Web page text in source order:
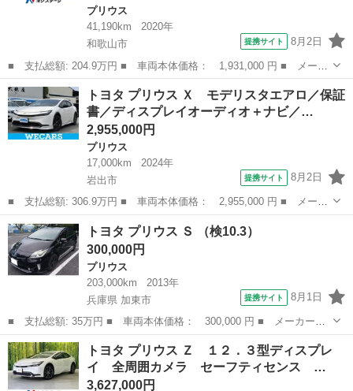
プリウス
41,190km
2020年
和歌山市
提携サイト 8月2日
■ 支払総額: 204.9万円 ■ 車両本体価格： 1,931,000 円 ■ メーカ
ー名： トヨタ ■ 車種名： プリウス ■ グレード名： Ｓ 純正
９型ナビ バックカメラ 衝突被害軽減システム レーダークルー
ズ 禁煙車...
和歌山 和歌山市 プリウス
トヨタ プリウス Ｘ モデリスタエアロ／保証
書／ディスプレイオーディオ＋ナビ／…
2,955,000円
プリウス
17,000km
2024年
岩出市
提携サイト 8月2日
■ 支払総額: 306.9万円 ■ 車両本体価格： 2,955,000 円 ■ メーカ
ー名： トヨタ ■ 車種名： プリウス ■ グレード名： Ｘ モデ
リスタエアロ／保証書／ディスプレイオーディオ＋ナビ／デジタルイ
ンナーミ...
和歌山 岩出市 プリウス
トヨタ プリウス Ｓ （検10.3）
300,000円
プリウス
203,000km
2013年
兵庫県 加東市
提携サイト 8月1日
■ 支払総額: 35万円 ■ 車両本体価格： 300,000 円 ■ メーカー
名： トヨタ ■ 車種名： プリウス ■ グレード名： Ｓ ■ 排気
量： 1800cc ■ ドア枚数： 5D ■ ミッション： CVT ■ 店舗...
兵庫 加東市 プリウス
トヨタ プリウス Ｚ １２．３型ディスプレ
イ 全周囲カメラ セーフティセンス …
3,627,000円